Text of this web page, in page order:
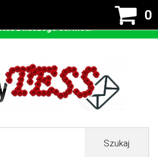
0
Szukaj
cookies - czyli tzw ciastek w celu
Zaakceptuj przyjmowanie cookies
z naszego serwisu.